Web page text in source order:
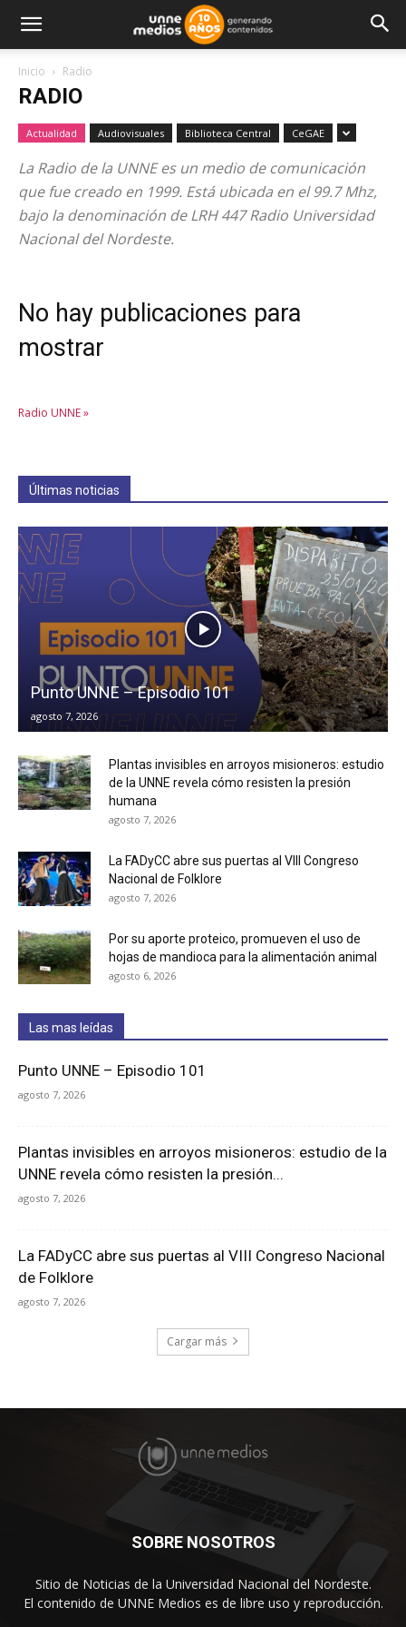
Inicio Radio
RADIO
Actualidad Audiovisuales Biblioteca Central CeGAE
La Radio de la UNNE es un medio de comunicación
que fue creado en 1999. Está ubicada en el 99.7 Mhz,
bajo la denominación de LRH 447 Radio Universidad
Nacional del Nordeste.
No hay publicaciones para
mostrar
Radio UNNE »
Últimas noticias
Punto UNNE – Episodio 101
agosto 7, 2026
Plantas invisibles en arroyos misioneros: estudio
de la UNNE revela cómo resisten la presión
humana
agosto 7, 2026
La FADyCC abre sus puertas al VIII Congreso
Nacional de Folklore
agosto 7, 2026
Por su aporte proteico, promueven el uso de
hojas de mandioca para la alimentación animal
agosto 6, 2026
Las mas leídas
Punto UNNE – Episodio 101
agosto 7, 2026
Plantas invisibles en arroyos misioneros: estudio de la
UNNE revela cómo resisten la presión...
agosto 7, 2026
La FADyCC abre sus puertas al VIII Congreso Nacional
de Folklore
agosto 7, 2026
Cargar más
SOBRE NOSOTROS
Sitio de Noticias de la Universidad Nacional del Nordeste.
El contenido de UNNE Medios es de libre uso y reproducción.